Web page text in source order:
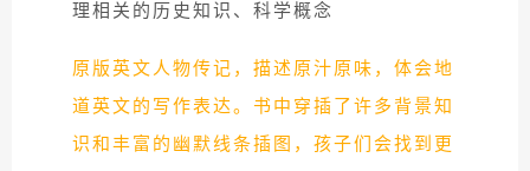
理相关的历史知识、科学概念
原版英文人物传记，描述原汁原味，体会地
道英文的写作表达。书中穿插了许多背景知
识和丰富的幽默线条插图，孩子们会找到更